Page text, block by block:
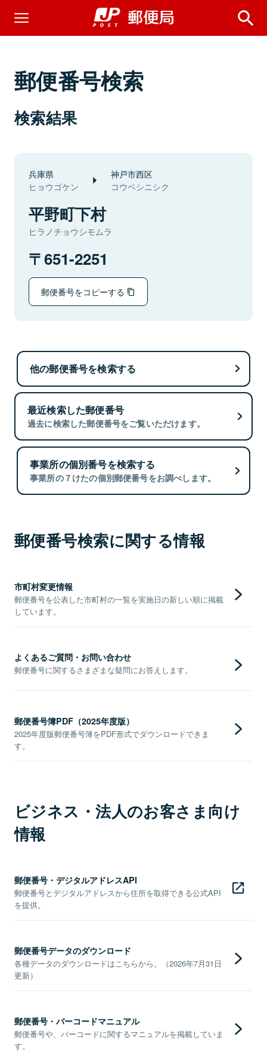
郵便番号検索
検索結果
兵庫県
ヒョウゴケン
神戸市西区
コウベシニシク
平野町下村
ヒラノチョウシモムラ
651-2251
郵便番号をコピーする
他の郵便番号を検索する
最近検索した郵便番号
過去に検索した郵便番号をご覧いただけます。
事業所の個別番号を検索する
事業所の７けたの個別郵便番号をお調べします。
郵便番号検索に関する情報
市町村変更情報
郵便番号を公表した市町村の一覧を実施日の新しい順に掲載
しています。
よくあるご質問・お問い合わせ
郵便番号に関するさまざまな疑問にお答えします。
郵便番号簿PDF（2025年度版）
2025年度版郵便番号簿をPDF形式でダウンロードできま
す。
ビジネス・法人のお客さま向け
情報
郵便番号・デジタルアドレスAPI
郵便番号とデジタルアドレスから住所を取得できる公式API
を提供。
郵便番号データのダウンロード
各種データのダウンロードはこちらから。（2026年7月31日
更新）
郵便番号・バーコードマニュアル
郵便番号や、バーコードに関するマニュアルを掲載していま
す。